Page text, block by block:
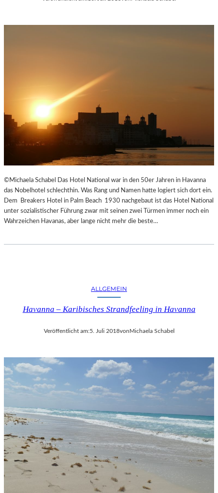
©Michaela Schabel Das Hotel National war in den 50er Jahren in Havanna
das Nobelhotel schlechthin. Was Rang und Namen hatte logiert sich dort ein.
Dem Breakers Hotel in Palm Beach 1930 nachgebaut ist das Hotel National
unter sozialistischer Führung zwar mit seinen zwei Türmen immer noch ein
Wahrzeichen Havanas, aber lange nicht mehr die beste…
ALLGEMEIN
Havanna – Karibisches Strandfeeling in Havanna
Veröffentlicht am:5. Juli 2018vonMichaela Schabel